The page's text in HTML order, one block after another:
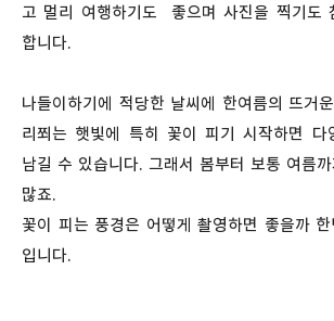
고 멀리 여행하기도 좋으며 사진을 찍기도
합니다.
나들이하기에 적당한 날씨에 한여름의 뜨거
리쬐는 햇빛에 특히 꽃이 피기 시작하면 다
남길 수 있습니다. 그래서 봄부터 보통 여름
많죠.
꽃이 피는 풍경은 어떻게 촬영하면 좋을까
입니다.